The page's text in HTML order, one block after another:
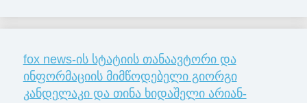
fox news-ის სტატიის თანაავტორი და
ინფორმაციის მიმწოდებელი გიორგი
კანდელაკი და თინა ხიდაშელი არიან-